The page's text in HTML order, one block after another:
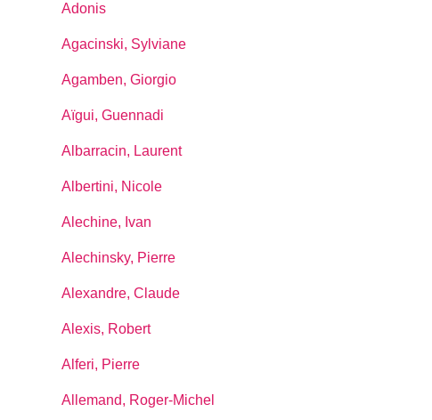
Adonis
Agacinski, Sylviane
Agamben, Giorgio
Aïgui, Guennadi
Albarracin, Laurent
Albertini, Nicole
Alechine, Ivan
Alechinsky, Pierre
Alexandre, Claude
Alexis, Robert
Alferi, Pierre
Allemand, Roger-Michel